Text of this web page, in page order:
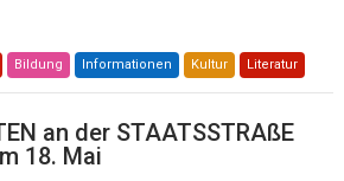
Bildung Informationen Kultur Literatur
an der STAATSSTRAßE
18. Mai